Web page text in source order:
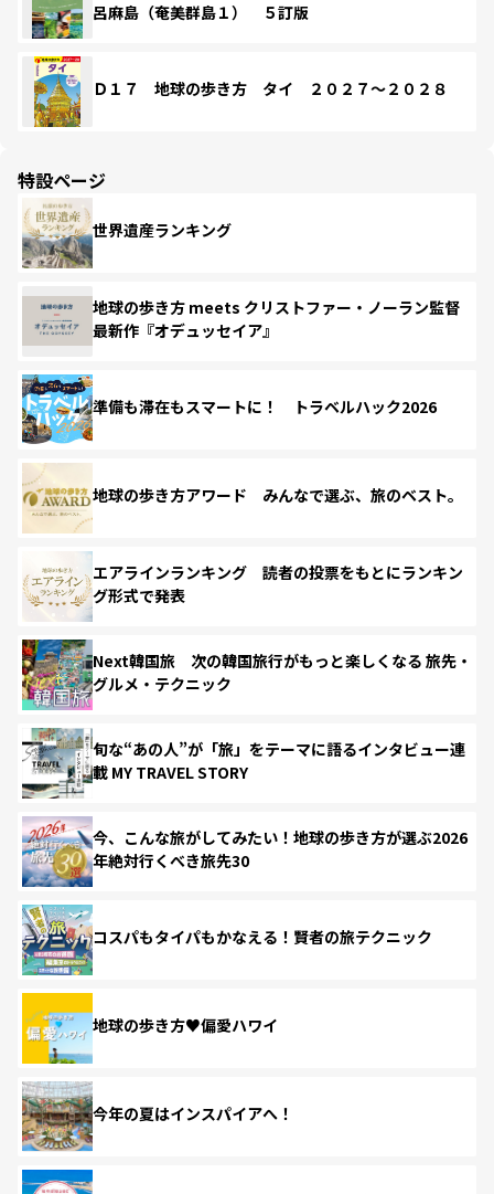
呂麻島（奄美群島１） ５訂版
Ｄ１７ 地球の歩き方 タイ ２０２７～２０２８
特設ページ
世界遺産ランキング
地球の歩き方 meets クリストファー・ノーラン監督
最新作『オデュッセイア』
準備も滞在もスマートに！ トラベルハック2026
地球の歩き方アワード みんなで選ぶ、旅のベスト。
エアラインランキング 読者の投票をもとにランキン
グ形式で発表
Next韓国旅 次の韓国旅行がもっと楽しくなる 旅先・
グルメ・テクニック
旬な“あの人”が「旅」をテーマに語るインタビュー連
載 MY TRAVEL STORY
今、こんな旅がしてみたい！地球の歩き方が選ぶ2026
年絶対行くべき旅先30
コスパもタイパもかなえる！賢者の旅テクニック
地球の歩き方♥偏愛ハワイ
今年の夏はインスパイアへ！